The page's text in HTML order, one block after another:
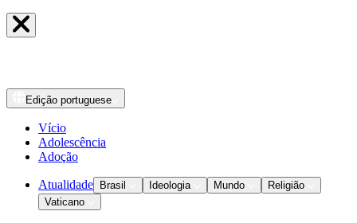
Edição portuguese
Vício
Adolescência
Adoção
Atualidade Brasil Ideologia Mundo
Religião
Vaticano